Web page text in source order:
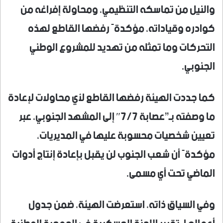
والنيل من تماسكه التنظيمي، ومحاولة إفراغه من
كوادره وقياداته، مؤكدةً رفضها القاطع لهذه
التحركات وما تمثله من تهديد للمشروع الوطني
الجنوبي.
كما جددت الهيئة رفضها القاطع لأي محاولات لإعادة
ما وصفته بـ”عصابة 7/7″ إلى المشهد الجنوبي، عبر
تعيين شخصيات محسوبة عليها في المديريات،
مؤكدةً أن شعب الجنوب لن يقبل بإعادة إنتاج أدوات
الماضي تحت أي مسمى.
وفي السياق ذاته، استعرضت الهيئة، ضمن جدول